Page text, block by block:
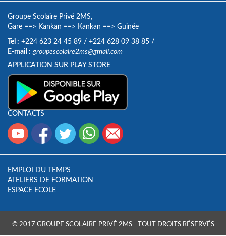
Groupe Scolaire Privé 2MS,
Gare ==> Kankan ==> Kankan ==> Guinée
Tel : +224 623 24 45 89 / +224 628 09 38 85 /
E-mail : groupescolaire2ms@gmail.com
APPLICATION SUR PLAY STORE
CONTACTS
EMPLOI DU TEMPS
ATELIERS DE FORMATION
ESPACE ECOLE
© 2017 GROUPE SCOLAIRE PRIVÉ 2MS - TOUT DROITS RÉSERVÉS